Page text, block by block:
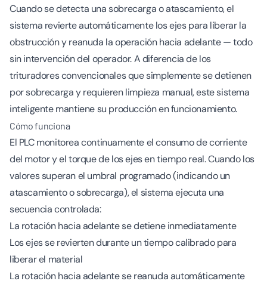
Cuando se detecta una sobrecarga o atascamiento, el
sistema revierte automáticamente los ejes para liberar la
obstrucción y reanuda la operación hacia adelante — todo
sin intervención del operador. A diferencia de los
trituradores convencionales que simplemente se detienen
por sobrecarga y requieren limpieza manual, este sistema
inteligente mantiene su producción en funcionamiento.
Cómo funciona
El PLC monitorea continuamente el consumo de corriente
del motor y el torque de los ejes en tiempo real. Cuando los
valores superan el umbral programado (indicando un
atascamiento o sobrecarga), el sistema ejecuta una
secuencia controlada:
La rotación hacia adelante se detiene inmediatamente
Los ejes se revierten durante un tiempo calibrado para
liberar el material
La rotación hacia adelante se reanuda automáticamente